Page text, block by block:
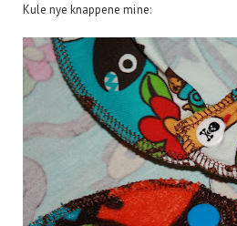
Kule nye knappene mine: